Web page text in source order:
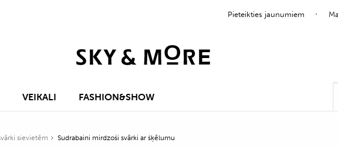
Pieteikties jaunumiem
VEIKALI FASHION&SHOW
sievietēm Sudrabaini mirdzoši svārki ar šķēlumu